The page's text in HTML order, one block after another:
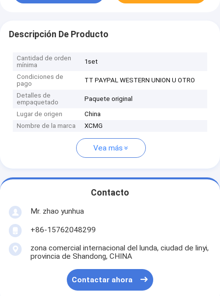
Descripción De Producto
Cantidad de orden
mínima
1set
Condiciones de
pago
TT PAYPAL WESTERN UNION U OTRO
Detalles de
empaquetado
Paquete original
Lugar de origen
China
Nombre de la marca
XCMG
Vea más
Contacto
Mr. zhao yunhua
+86-15762048299
zona comercial internacional del lunda, ciudad de linyi,
provincia de Shandong, CHINA
Contactar ahora